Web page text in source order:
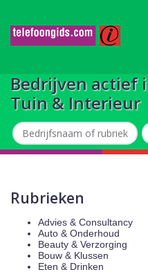
Bedrijven actief
Tuin & Interieur
Rubrieken
Advies & Consultancy
Auto & Onderhoud
Beauty & Verzorging
Bouw & Klussen
Eten & Drinken